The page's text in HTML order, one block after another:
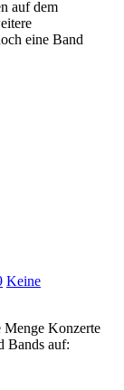
eine Band
Keine
Bands auf: